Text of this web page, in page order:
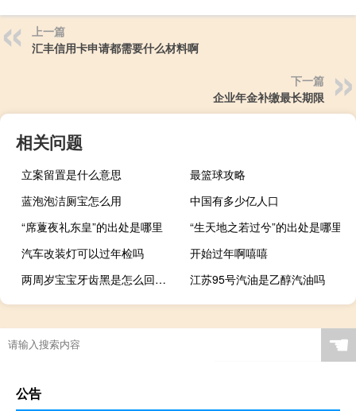
上一篇
汇丰信用卡申请都需要什么材料啊
下一篇
企业年金补缴最长期限
相关问题
立案留置是什么意思
最篮球攻略
蓝泡泡洁厕宝怎么用
中国有多少亿人口
“席藑夜礼东皇”的出处是哪里
“生天地之若过兮”的出处是哪里
汽车改装灯可以过年检吗
开始过年啊嘻嘻
两周岁宝宝牙齿黑是怎么回事（两岁宝宝牙齿黑怎么回事）
江苏95号汽油是乙醇汽油吗
☚
公告